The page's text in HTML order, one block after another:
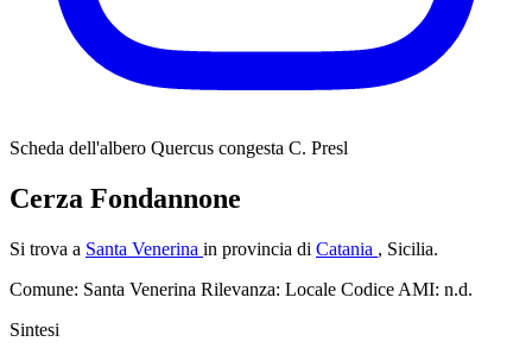
Scheda dell'albero Quercus congesta C. Presl
Cerza Fondannone
Si trova a Santa Venerina in provincia di Catania , Sicilia.
Comune: Santa Venerina Rilevanza: Locale Codice AMI: n.d.
Sintesi